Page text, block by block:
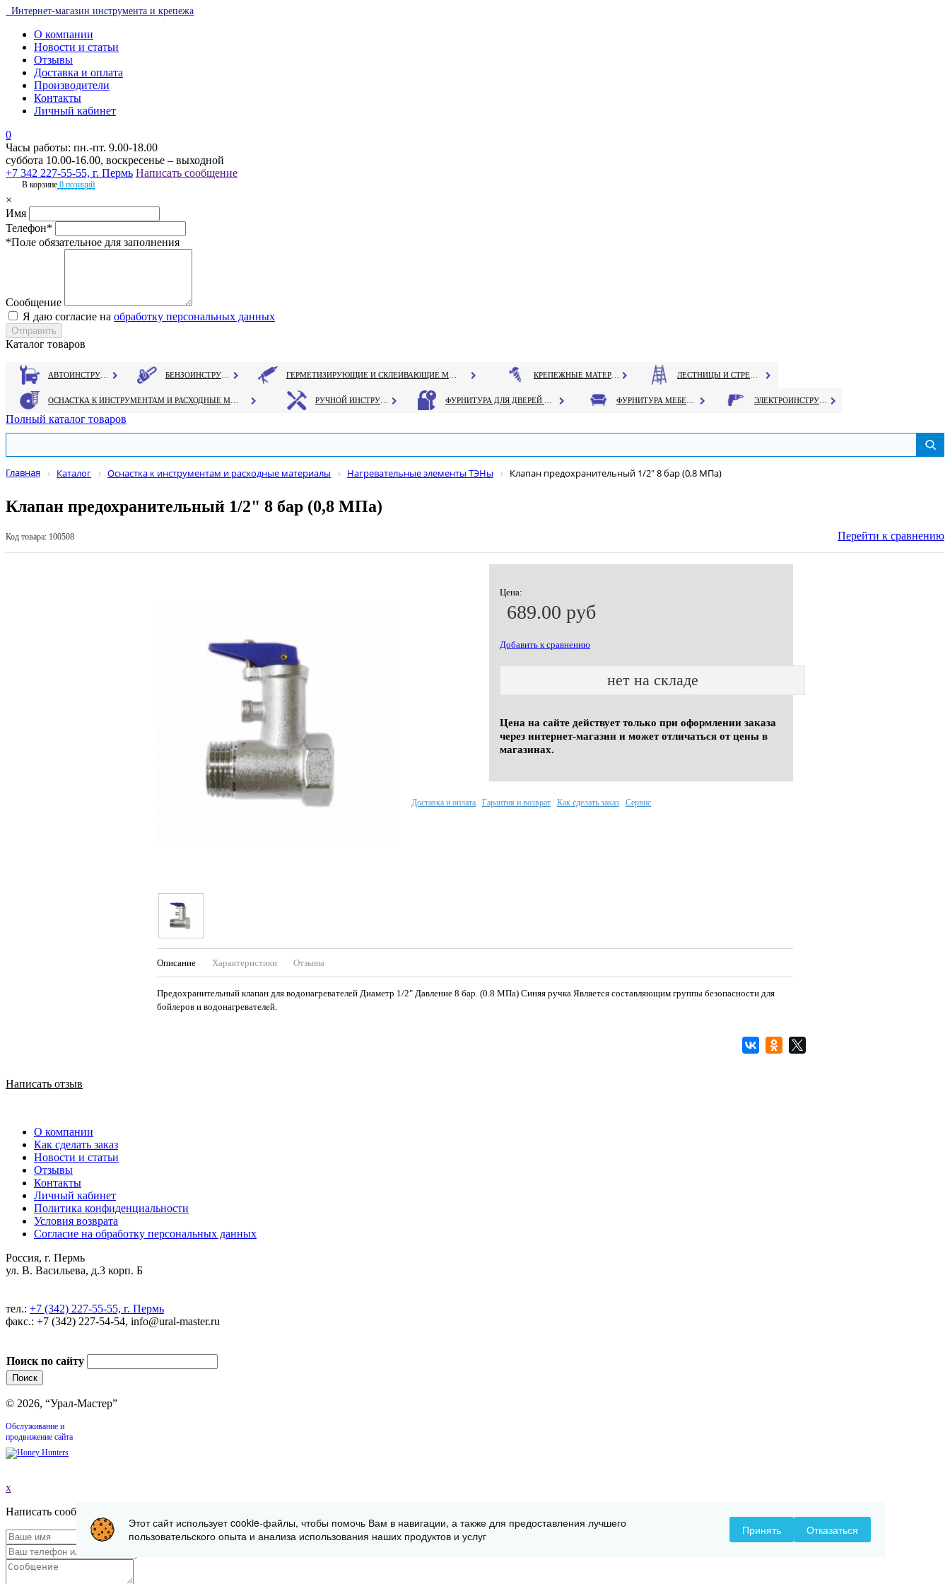
Интернет-магазин инструмента и крепежа
О компании
Новости и статьи
Отзывы
Доставка и оплата
Производители
Контакты
Личный кабинет
0
Часы работы: пн.-пт. 9.00-18.00
суббота 10.00-16.00, воскресенье – выходной
+7 342 227-55-55, г. Пермь Написать сообщение
В корзине 0 позиций
×
Имя
Телефон*
*Поле обязательное для заполнения
Сообщение
Я даю согласие на обработку персональных данных
Каталог товаров
Полный каталог товаров
Главная Каталог Оснастка к инструментам и расходные материалы Нагревательные элементы ТЭНы Клапан предохранительный 1/2" 8 бар (0,8 МПа)
Клапан предохранительный 1/2" 8 бар (0,8 МПа)
Код товара: 100508 Перейти к сравнению
Цена:
689.00 руб
Добавить к сравнению
нет на складе
Цена на сайте действует только при оформлении заказа
через интернет-магазин и может отличаться от цены в
магазинах.
Описание Характеристики Отзывы
Предохранительный клапан для водонагревателей Диаметр 1/2" Давление 8 бар. (0.8 МПа) Синяя ручка Является составляющим группы безопасности для
бойлеров и водонагревателей.
Доставка и оплата Гарантия и возврат Как сделать заказ Сервис
Написать отзыв
О компании
Как сделать заказ
Новости и статьи
Отзывы
Контакты
Личный кабинет
Политика конфиденциальности
Условия возврата
Согласие на обработку персональных данных
Россия, г. Пермь
ул. В. Васильева, д.3 корп. Б
тел.: +7 (342) 227-55-55, г. Пермь
факс.: +7 (342) 227-54-54, info@ural-master.ru
Поиск по сайту
© 2026, “Урал-Мастер”
Обслуживание и
продвижение сайта
x
Написать сообщение
Этот сайт использует cookie-файлы, чтобы помочь Вам в навигации, а также для предоставления лучшего
пользовательского опыта и анализа использования наших продуктов и услуг
Принять Отказаться